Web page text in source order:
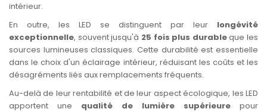
intérieur.
En outre, les LED se distinguent par leur longévité
exceptionnelle, souvent jusqu'à 25 fois plus durableque les
sources lumineuses classiques. Cette durabilité est essentielle
dans le choix d'un éclairage intérieur, réduisant les coûts et les
désagréments liés aux remplacements fréquents.
Au-delà de leur rentabilité et de leur aspect écologique, les LED
apportent une qualité de lumière supérieure pour